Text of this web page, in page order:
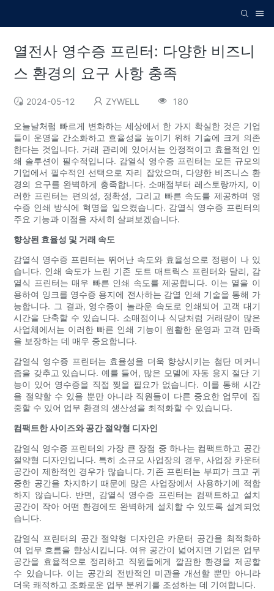
열전사 영수증 프린터: 다양한 비즈니
스 환경의 요구 사항 충족
2024-05-12 ZYWELL 180
오늘날처럼 빠르게 변화하는 세상에서 한 가지 확실한 것은 기업
들이 운영을 간소화하고 효율성을 높이기 위해 기술에 크게 의존
한다는 것입니다. 거래 관리에 있어서는 안정적이고 효율적인 인
쇄 솔루션이 필수적입니다. 감열식 영수증 프린터는 모든 규모의
기업에서 필수적인 선택으로 자리 잡았으며, 다양한 비즈니스 환
경의 요구를 완벽하게 충족합니다. 소매점부터 레스토랑까지, 이
러한 프린터는 편의성, 정확성, 그리고 빠른 속도를 제공하며 영
수증 인쇄 방식에 혁명을 일으켰습니다. 감열식 영수증 프린터의
주요 기능과 이점을 자세히 살펴보겠습니다.
향상된 효율성 및 거래 속도
감열식 영수증 프린터는 뛰어난 속도와 효율성으로 정평이 나 있
습니다. 인쇄 속도가 느린 기존 도트 매트릭스 프린터와 달리, 감
열식 프린터는 매우 빠른 인쇄 속도를 제공합니다. 이는 열을 이
용하여 잉크를 영수증 용지에 전사하는 감열 인쇄 기술을 통해 가
능합니다. 그 결과, 영수증이 놀라운 속도로 인쇄되어 고객 대기
시간을 단축할 수 있습니다. 소매점이나 식당처럼 거래량이 많은
사업체에서는 이러한 빠른 인쇄 기능이 원활한 운영과 고객 만족
을 보장하는 데 매우 중요합니다.
감열식 영수증 프린터는 효율성을 더욱 향상시키는 첨단 메커니
즘을 갖추고 있습니다. 예를 들어, 많은 모델에 자동 용지 절단 기
능이 있어 영수증을 직접 찢을 필요가 없습니다. 이를 통해 시간
을 절약할 수 있을 뿐만 아니라 직원들이 다른 중요한 업무에 집
중할 수 있어 업무 환경의 생산성을 최적화할 수 있습니다.
컴팩트한 사이즈와 공간 절약형 디자인
감열식 영수증 프린터의 가장 큰 장점 중 하나는 컴팩트하고 공간
절약형 디자인입니다. 특히 소규모 사업장의 경우, 사업장 카운터
공간이 제한적인 경우가 많습니다. 기존 프린터는 부피가 크고 귀
중한 공간을 차지하기 때문에 많은 사업장에서 사용하기에 적합
하지 않습니다. 반면, 감열식 영수증 프린터는 컴팩트하고 설치
공간이 작아 어떤 환경에도 완벽하게 설치할 수 있도록 설계되었
습니다.
감열식 프린터의 공간 절약형 디자인은 카운터 공간을 최적화하
여 업무 흐름을 향상시킵니다. 여유 공간이 넓어지면 기업은 업무
공간을 효율적으로 정리하고 직원들에게 깔끔한 환경을 제공할
수 있습니다. 이는 공간의 전반적인 미관을 개선할 뿐만 아니라
더욱 쾌적하고 조화로운 업무 분위기를 조성하는 데 기여합니다.